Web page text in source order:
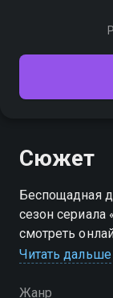
Сюжет
Беспощадная
сезон
смотреть
девушку резко
найти ответ
Читать дальше
Жанр